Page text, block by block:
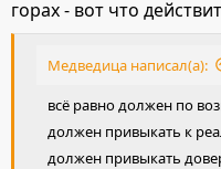
горах - вот что
Медведица написал(а):
всё равно должен по
должен привыкать к
должен привыкать